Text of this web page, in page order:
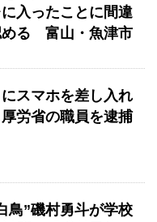
入ったことに間違
める 富山・魚津市
スマホを差し入れ
労省の職員を逮捕
鳥”磯村勇斗が学校